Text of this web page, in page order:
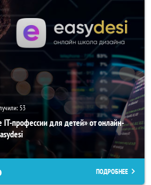
53
IT-профессии для детей» от онлайн-
ПОДРОБНЕЕ